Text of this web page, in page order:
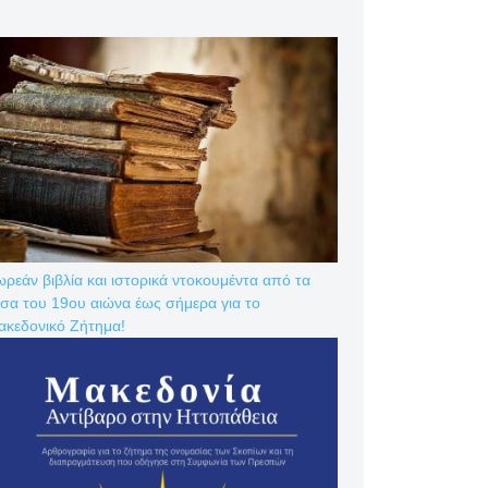
βιβλία και ιστορικά ντοκουμέντα από τα
του 19ου αιώνα έως σήμερα για το
Ζήτημα!